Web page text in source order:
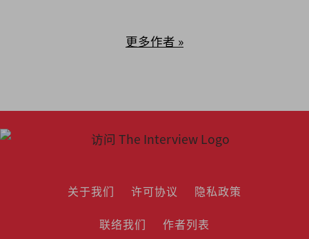
更多作者 »
关于我们 许可协议
隐私政策
联络我们
作者列表